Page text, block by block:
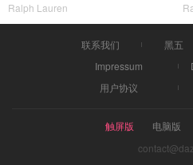
Ralph Lauren
联系我们 黑五
Impressum
用户协议
触屏版 电脑版